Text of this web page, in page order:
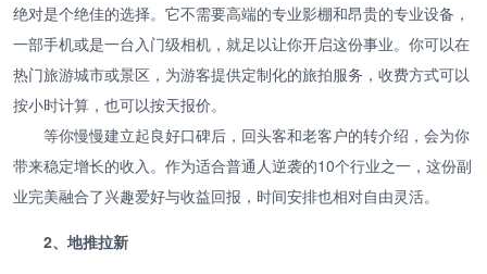
绝对是个绝佳的选择。它不需要高端的专业影棚和昂贵的专业设备，
一部手机或是一台入门级相机，就足以让你开启这份事业。你可以在
热门旅游城市或景区，为游客提供定制化的旅拍服务，收费方式可以
按小时计算，也可以按天报价。
等你慢慢建立起良好口碑后，回头客和老客户的转介绍，会为你
带来稳定增长的收入。作为适合普通人逆袭的10个行业之一，这份副
业完美融合了兴趣爱好与收益回报，时间安排也相对自由灵活。
2、地推拉新